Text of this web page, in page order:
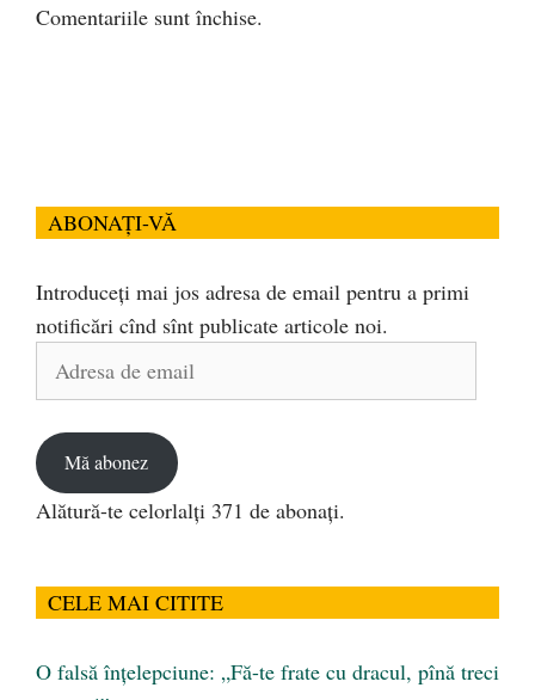
Comentariile sunt închise.
ABONAȚI-VĂ
Introduceți mai jos adresa de email pentru a primi
notificări cînd sînt publicate articole noi.
Mă abonez
Alătură-te celorlalți 371 de abonați.
CELE MAI CITITE
O falsă înțelepciune: „Fă-te frate cu dracul, pînă treci